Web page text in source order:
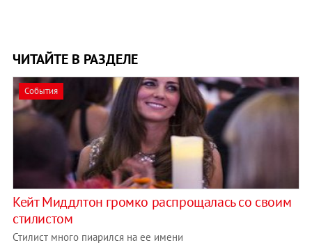
ЧИТАЙТЕ В РАЗДЕЛЕ
События
Кейт Миддлтон громко распрощалась со своим
стилистом
Стилист много пиарился на ее имени